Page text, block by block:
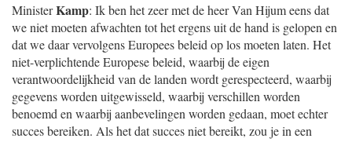
MinisterKamp: Ik ben het zeer met de heer Van Hijum eens dat
we niet moeten afwachten tot het ergens uit de hand is gelopen en
dat we daar vervolgens Europees beleid op los moeten laten. Het
niet-verplichtende Europese beleid, waarbij de eigen
verantwoordelijkheid van de landen wordt gerespecteerd, waarbij
gegevens worden uitgewisseld, waarbij verschillen worden
benoemd en waarbij aanbevelingen worden gedaan, moet echter
succes bereiken. Als het dat succes niet bereikt, zou je in een